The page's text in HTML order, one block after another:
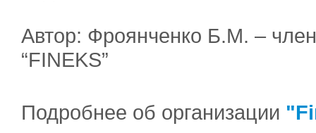
Автор: Фроянченко Б.М. –
“FINEKS”
Подробнее об организации